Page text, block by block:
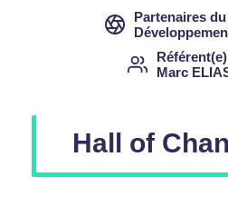
Partenaires du
Marc
Hall of